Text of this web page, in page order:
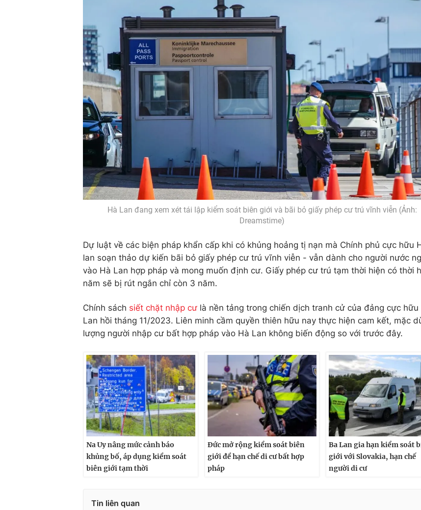
Hà Lan đang xem xét tái lập kiểm soát biên giới và bãi bỏ giấy phép cư trú vĩnh viễn (Ảnh:
Dreamstime)
Dự luật về các biện pháp khẩn cấp khi có khủng hoảng tị nạn mà Chính phủ cực hữu
lan soạn thảo dự kiến bãi bỏ giấy phép cư trú vĩnh viễn - vẫn dành cho người nước
vào Hà Lan hợp pháp và mong muốn định cư. Giấy phép cư trú tạm thời hiện có thời
năm sẽ bị rút ngắn chỉ còn 3 năm.
Chính sách siết chặt nhập cư là nền tảng trong chiến dịch tranh cử của đảng cực hữu
Lan hồi tháng 11/2023. Liên minh cầm quyền thiên hữu nay thực hiện cam kết, mặc
lượng người nhập cư bất hợp pháp vào Hà Lan không biến động so với trước đây.
Na Uy nâng mức cảnh báo
khủng bố, áp dụng kiểm soát
biên giới tạm thời
Đức mở rộng kiểm soát biên
giới để hạn chế di cư bất hợp
pháp
Ba Lan gia hạn kiểm soát
giới với Slovakia, hạn chế
người di cư
Tin liên quan